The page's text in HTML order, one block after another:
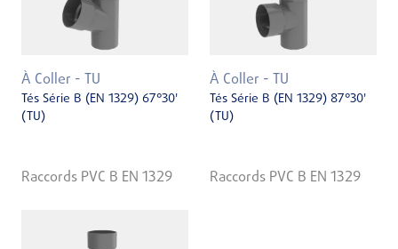
À Coller - TU
Tés Série B (EN 1329) 67°30'
(TU)
Raccords PVC B EN 1329
À Coller - TU
Tés Série B (EN 1329) 87°30'
(TU)
Raccords PVC B EN 1329